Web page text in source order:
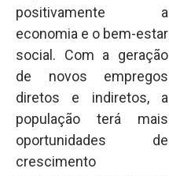
positivamente a
economia e o bem-estar
social. Com a geração
de novos empregos
diretos e indiretos, a
população terá mais
oportunidades de
crescimento